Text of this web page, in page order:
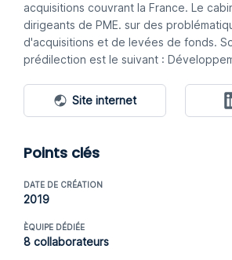
acquisitions couvrant la France. Le
dirigeants de PME. sur des
d'acquisitions et de levées de fonds.
prédilection est le suivant :
Site internet
Points clés
DATE DE CRÉATION
2019
ÈQUIPE DÉDIÉE
8 collaborateurs